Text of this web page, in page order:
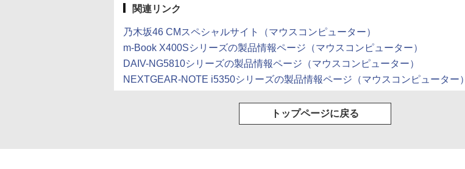
関連リンク
乃木坂46 CMスペシャルサイト（マウスコンピューター）
m-Book X400Sシリーズの製品情報ページ（マウスコンピューター）
DAIV-NG5810シリーズの製品情報ページ（マウスコンピューター）
NEXTGEAR-NOTE i5350シリーズの製品情報ページ（マウスコンピューター）
トップページに戻る